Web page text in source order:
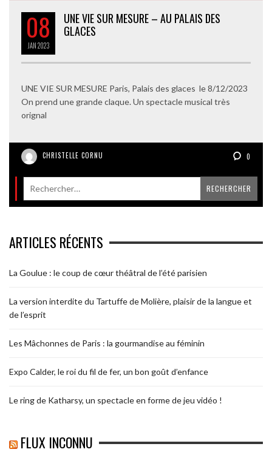
08
JAN2023
UNE VIE SUR MESURE – AU PALAIS DES
GLACES
UNE VIE SUR MESURE Paris, Palais des glaces le 8/12/2023
On prend une grande claque. Un spectacle musical très
orignal
CHRISTELLE CORNU 0
ARTICLES RÉCENTS
La Goulue : le coup de cœur théâtral de l’été parisien
La version interdite du Tartuffe de Molière, plaisir de la langue et
de l’esprit
Les Mâchonnes de Paris : la gourmandise au féminin
Expo Calder, le roi du fil de fer, un bon goût d’enfance
Le ring de Katharsy, un spectacle en forme de jeu vidéo !
FLUX INCONNU